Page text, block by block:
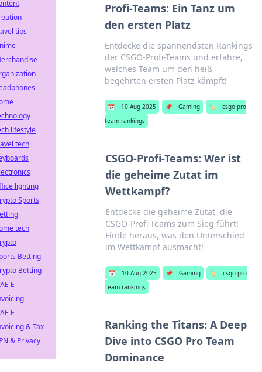
Profi-Teams: Ein Tanz um
den ersten Platz
Entdecke die spannendsten Rankings
der CSGO-Profi-Teams und erfahre,
welches Team um den heiß
begehrten ersten Platz kämpft!
📅 10 Aug 2025 📌 Gaming 🏷️
csgo pro
team rankings
CSGO-Profi-Teams: Wer ist
die geheime Zutat im
Wettkampf?
Entdecke die geheime Zutat, die
CSGO-Profi-Teams zum Sieg führt!
Finde heraus, was den Unterschied
im Wettkampf ausmacht!
📅 10 Aug 2025 📌 Gaming 🏷️
csgo pro
team rankings
Ranking the Titans: A Deep
Dive into CSGO Pro Team
Dominance
tips
lifestyle
tech
lighting
Sports
tech
Betting
Betting
E-
E-
& Tax
& Privacy